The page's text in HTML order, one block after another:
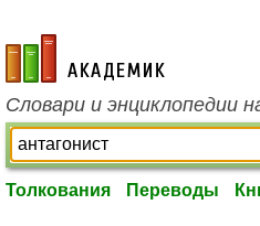
academic.ru
Словари и энциклопедии
Толкования Переводы